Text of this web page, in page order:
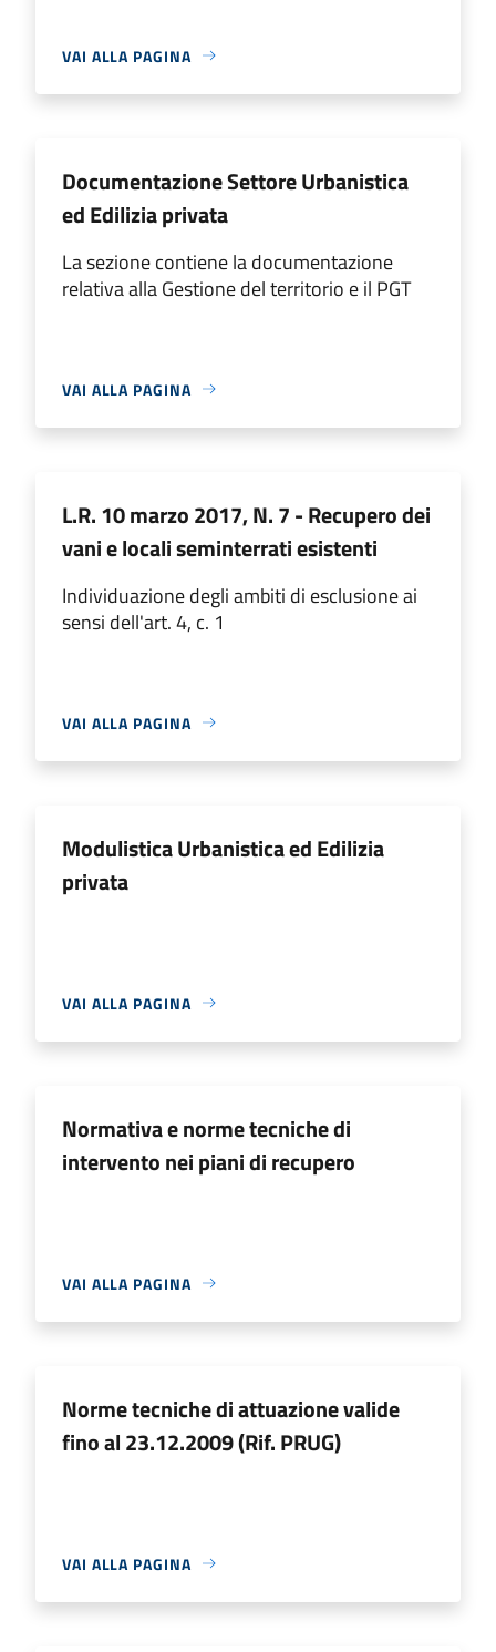
VAI ALLA PAGINA
Documentazione Settore Urbanistica
ed Edilizia privata
La sezione contiene la documentazione
relativa alla Gestione del territorio e il PGT
VAI ALLA PAGINA
L.R. 10 marzo 2017, N. 7 - Recupero dei
vani e locali seminterrati esistenti
Individuazione degli ambiti di esclusione ai
sensi dell'art. 4, c. 1
VAI ALLA PAGINA
Modulistica Urbanistica ed Edilizia
privata
VAI ALLA PAGINA
Normativa e norme tecniche di
intervento nei piani di recupero
VAI ALLA PAGINA
Norme tecniche di attuazione valide
fino al 23.12.2009 (Rif. PRUG)
VAI ALLA PAGINA